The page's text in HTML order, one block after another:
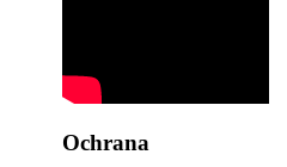
Ochrana